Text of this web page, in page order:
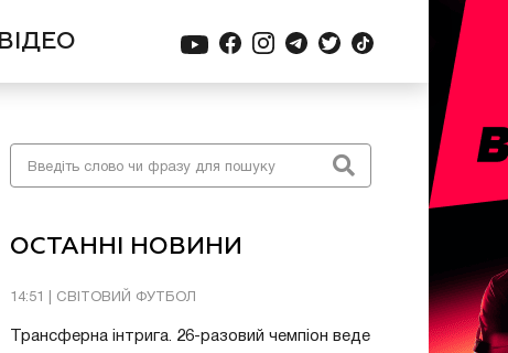
ВІДЕО
ОСТАННІ НОВИНИ
14:51 | СВІТОВИЙ ФУТБОЛ
Трансферна інтрига. 26-разовий чемпіон веде